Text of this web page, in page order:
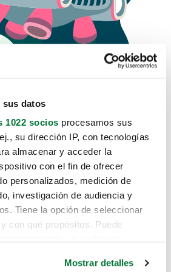
sus datos
1022 socios procesamos sus
su dirección IP, con tecnologías
almacenar y acceder la
con el fin de ofrecer
personalizados, medición de
investigación de audiencia y
Tiene la opción de seleccionar
con qué propósitos. Puede
Mostrar detalles
no sabemos como
hasta aquí.
el coche que estás
de estos enlaces: